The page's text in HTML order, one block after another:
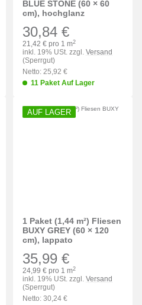
BLUE STONE (60 × 60
cm), hochglanz
30,84 €
21,42 € pro 1 m2
inkl. 19% USt. zzgl. Versand
(Sperrgut)
Netto: 25,92 €
11 Paket Auf Lager
AUF LAGER
1 Paket (1,44 m²) Fliesen
BUXY GREY (60 × 120
cm), lappato
35,99 €
24,99 € pro 1 m2
inkl. 19% USt. zzgl. Versand
(Sperrgut)
Netto: 30,24 €